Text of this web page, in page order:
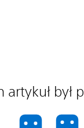
artykuł był